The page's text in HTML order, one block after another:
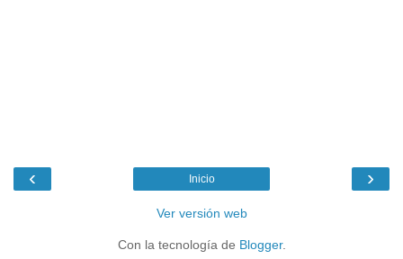
‹ ›
Inicio
Ver versión web
Con la tecnología de Blogger.